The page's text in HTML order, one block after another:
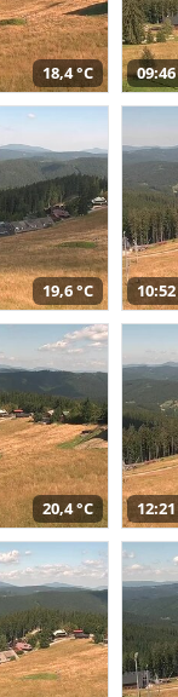
18,4 °C 09:46
19,6 °C 10:52
20,4 °C 12:21